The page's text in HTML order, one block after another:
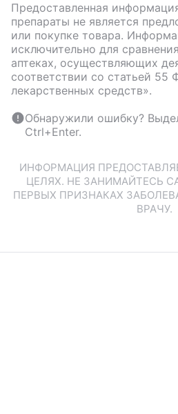
Предоставленная
препараты не является
или покупке товара.
исключительно для
аптеках, осуществляющих
соответствии со статьей
лекарственных средств».
Обнаружили ошибку?
Ctrl+Enter.
ИНФОРМАЦИЯ
ЦЕЛЯХ. НЕ ЗАНИМАЙТЕСЬ
ПЕРВЫХ ПРИЗНАКАХ
ВРАЧУ.